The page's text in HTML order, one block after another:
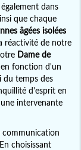
dans
que chaque
âgées isolées
réactivité de notre
Dame de
fonction d'un
du temps des
d'esprit en
intervenante
choisissant